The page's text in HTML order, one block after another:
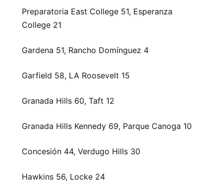
Preparatoria East College 51, Esperanza
College 21
Gardena 51, Rancho Domínguez 4
Garfield 58, LA Roosevelt 15
Granada Hills 60, Taft 12
Granada Hills Kennedy 69, Parque Canoga 10
Concesión 44, Verdugo Hills 30
Hawkins 56, Locke 24